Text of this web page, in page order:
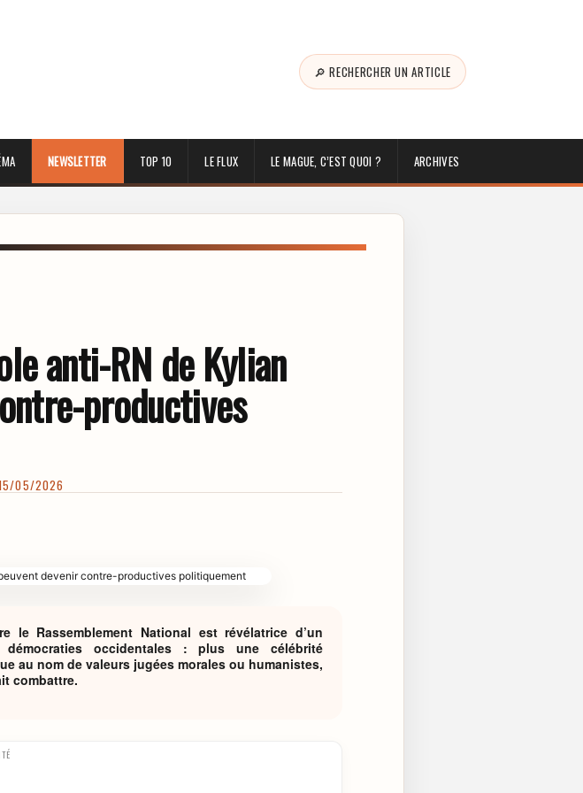
🔎 RECHERCHER UN ARTICLE
NEWSLETTER TOP 10 LE FLUX LE MAGUE, C’EST QUOI ? ARCHIVES
anti-RN de Kylian
productives
05/2026
Rassemblement National est révélatrice d’un
occidentales : plus une célébrité
au nom de valeurs jugées morales ou humanistes,
combattre.